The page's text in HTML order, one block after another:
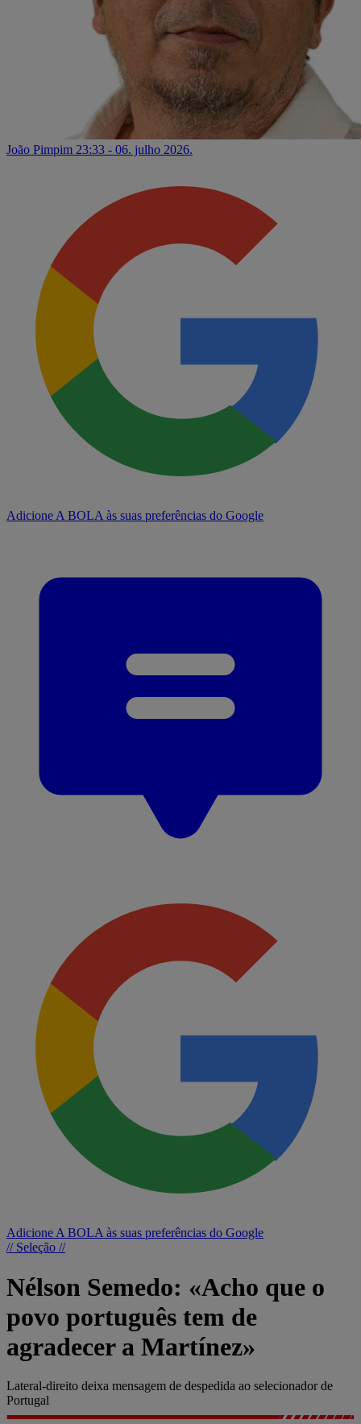
João Pimpim 23:33 - 06. julho 2026.
Adicione A BOLA às suas preferências do Google
Adicione A BOLA às suas preferências do Google
// Seleção //
Nélson Semedo: «Acho que o
povo português tem de
agradecer a Martínez»
Lateral-direito deixa mensagem de despedida ao selecionador de
Portugal